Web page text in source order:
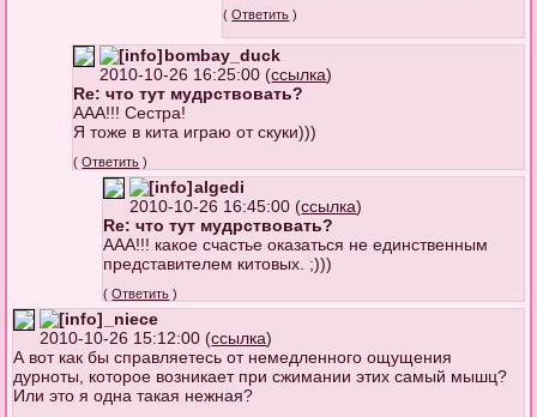
(Ответить )
bombay_duck
2010-10-26 16:25:00 (ссылка)
Re: что тут мудрствовать?
ААА!!! Сестра!
Я тоже в кита играю от скуки)))
(Ответить )
algedi
2010-10-26 16:45:00 (ссылка)
Re: что тут мудрствовать?
ААА!!! какое счастье оказаться не единственным
представителем китовых. ;)))
(Ответить )
_niece
2010-10-26 15:12:00 (ссылка)
А вот как бы справляетесь от немедленного ощущения
дурноты, которое возникает при сжимании этих самый мышц?
Или это я одна такая нежная?